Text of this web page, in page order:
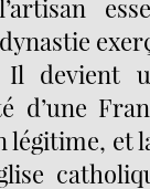
Il devient
d’une
légitime, et